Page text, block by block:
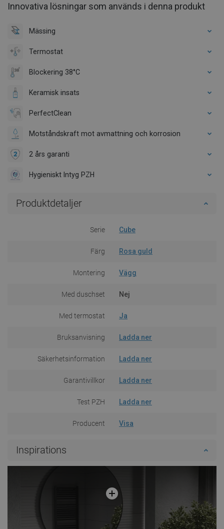
Innovativa lösningar som används i denna produkt
Mässing
Termostat
Blockering 38°C
Keramisk insats
PerfectClean
Motståndskraft mot avmattning och korrosion
2 års garanti
Hygieniskt Intyg PZH
Produktdetaljer
Serie Cube
Färg Rosa guld
Montering Vägg
Med duschset Nej
Med termostat Ja
Bruksanvisning Ladda ner
Säkerhetsinformation Ladda ner
Garantivillkor Ladda ner
Test PZH Ladda ner
Producent Visa
Inspirations